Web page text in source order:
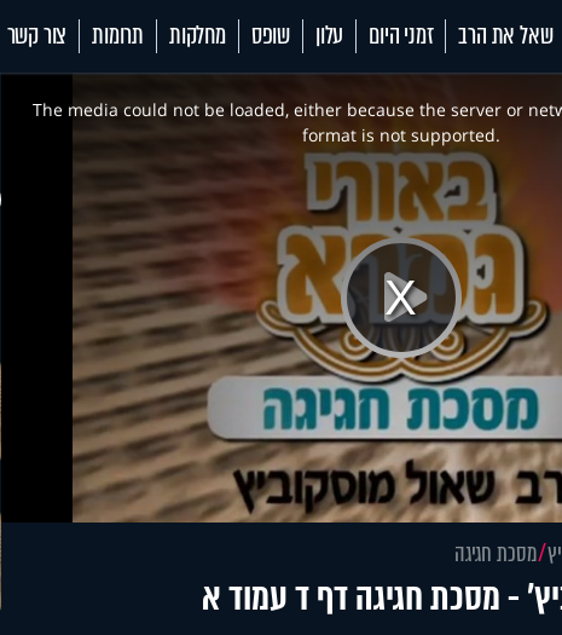
שאל את הרב זמני היום עלון שופס מחלקות תרומות צור קשר
Play
This
modalThe media could not be loaded, either because the server or
format is not supported.
מסכת חגיגה
- מסכת חגיגה דף ד עמוד א